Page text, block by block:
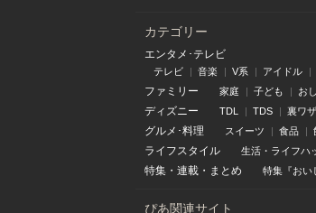
カテゴリー
エンタメ･テレビ
テレビ 音楽 V系 アイドル
ファミリー 家庭 子ども お
ディズニー TDL TDS 裏ワ
グルメ･料理 スイーツ 食品
ライフスタイル 生活・ライフハ
特集 ・ 連載 ・ まとめ 特集『おい
ぴあ関連サイト